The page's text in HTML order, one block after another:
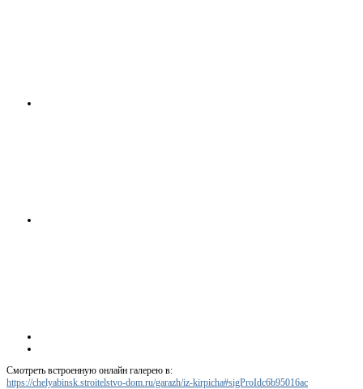
Смотреть встроенную онлайн галерею в:
https://chelyabinsk.stroitelstvo-dom.ru/garazh/iz-kirpicha#sigProIdc6b95016ac